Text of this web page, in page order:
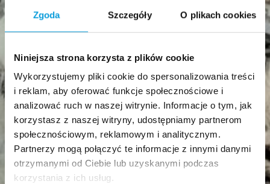
Zgoda Szczegóły O plikach cookies
Niniejsza strona korzysta z plików cookie
Wykorzystujemy pliki cookie do spersonalizowania treści
i reklam, aby oferować funkcje społecznościowe i
analizować ruch w naszej witrynie. Informacje o tym, jak
korzystasz z naszej witryny, udostępniamy partnerom
społecznościowym, reklamowym i analitycznym.
Partnerzy mogą połączyć te informacje z innymi danymi
otrzymanymi od Ciebie lub uzyskanymi podczas
korzystania z ich usług.